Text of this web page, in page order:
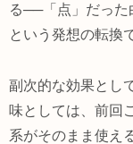
る──「点」だった
という発想の転換
副次的な効果とし
味としては、前回
系がそのまま使え